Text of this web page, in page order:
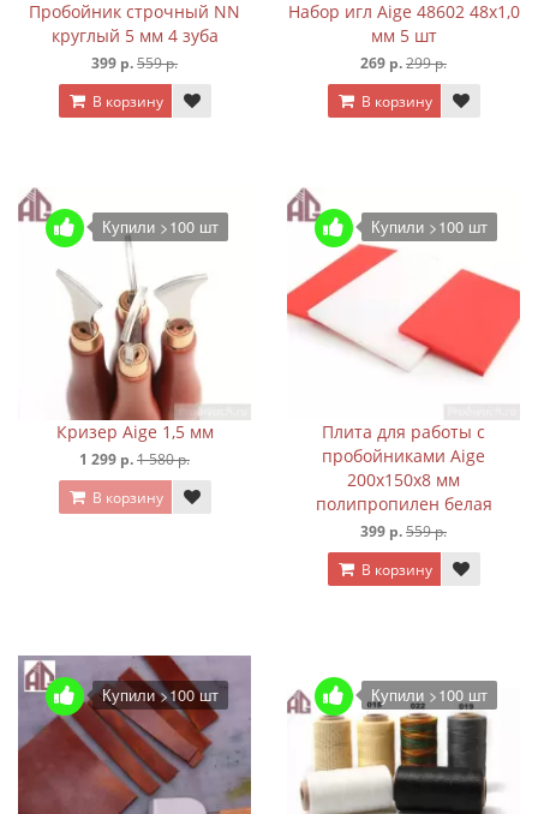
Пробойник строчный NN
круглый 5 мм 4 зуба
399 р.559 р.
В корзину
Набор игл Aige 48602 48х1,0
мм 5 шт
269 р.299 р.
В корзину
Купили >100 шт
Кризер Aige 1,5 мм
1 299 р.1 580 р.
В корзину
Купили >100 шт
Плита для работы с
пробойниками Aige
200х150х8 мм
полипропилен белая
399 р.559 р.
В корзину
Купили >100 шт Купили >100 шт